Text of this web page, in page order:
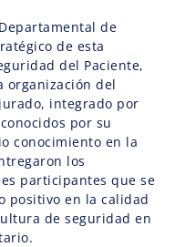
de
de esta
del Paciente,
organización del
integrado por
por su
conocimiento en la
los
participantes que se
positivo en la calidad
de seguridad en